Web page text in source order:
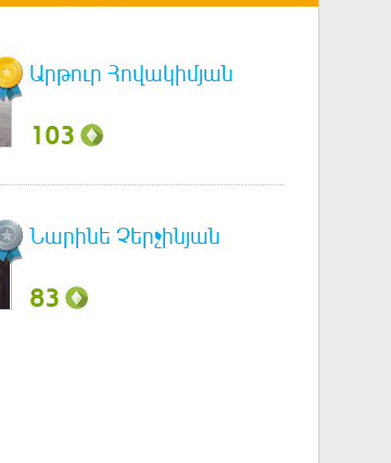
Արթուր Հովակիմյան
103
Նարինե Չերչինյան
83